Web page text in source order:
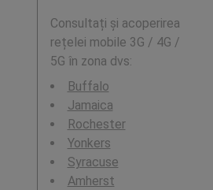
Consultați și acoperirea
rețelei mobile 3G / 4G /
5G în zona dvs:
Buffalo
Jamaica
Rochester
Yonkers
Syracuse
Amherst